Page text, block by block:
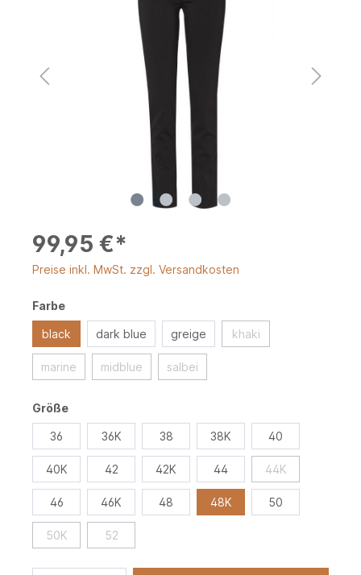
99,95 €*
Preise inkl. MwSt. zzgl. Versandkosten
Farbe
black dark blue greige khaki
marine midblue salbei
Größe
36 36K 38 38K 40
40K 42 42K 44 44K
46 46K 48 48K 50
50K 52